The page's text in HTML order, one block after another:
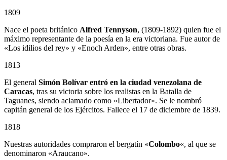
1809
Nace el poeta británico Alfred Tennyson, (1809-1892) quien fue el
máximo representante de la poesía en la era victoriana. Fue autor de
«Los idilios del rey» y «Enoch Arden», entre otras obras.
1813
El general Simón Bolívar entró en la ciudad venezolana de
Caracas, tras su victoria sobre los realistas en la Batalla de
Taguanes, siendo aclamado como «Libertador». Se le nombró
capitán general de los Ejércitos. Fallece el 17 de diciembre de 1839.
1818
Nuestras autoridades compraron el bergatín «Colombo«, al que se
denominaron «Araucano».